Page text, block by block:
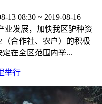
13 08:30 ~ 2019-08-16
业发展，加快我区驴种资
合作社、农户）的积极
在全区范围内举...
举行